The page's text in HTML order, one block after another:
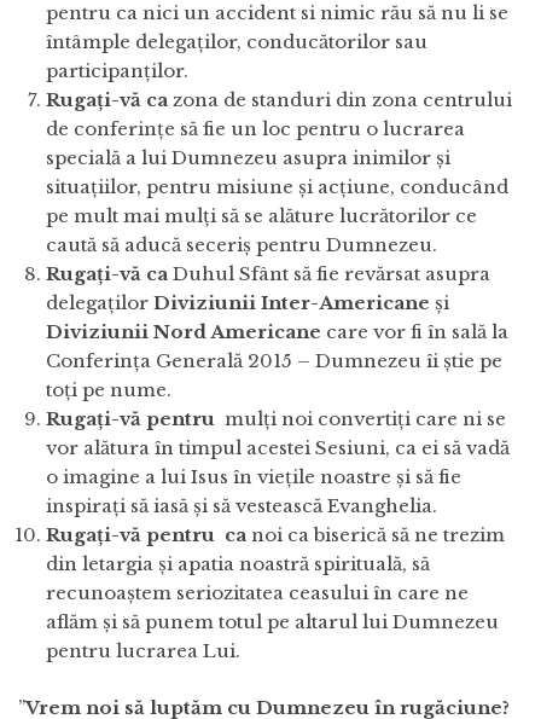
pentru ca nici un accident si nimic rău să nu li se
întâmple delegaților, conducătorilor sau
participanților.
Rugați-vă ca zona de standuri din zona centrului
de conferințe să fie un loc pentru o lucrarea
specială a lui Dumnezeu asupra inimilor și
situațiilor, pentru misiune și acțiune, conducând
pe mult mai mulți să se alăture lucrătorilor ce
caută să aducă seceriș pentru Dumnezeu.
Rugați-vă caDuhul Sfânt să fie revărsat asupra
delegațilorDiviziunii Inter-Americane și
Diviziunii Nord Americane care vor fi în sală la
Conferința Generală 2015 – Dumnezeu îi știe pe
toți pe nume.
Rugați-vă pentru mulți noi convertiți care ni se
vor alătura în timpul acestei Sesiuni, ca ei să vadă
o imagine a lui Isus în viețile noastre și să fie
inspirați să iasă și să vestească Evanghelia.
Rugați-vă pentru ca noi ca biserică să ne trezim
din letargia și apatia noastră spirituală, să
recunoaștem seriozitatea ceasului în care ne
aflăm și să punem totul pe altarul lui Dumnezeu
pentru lucrarea Lui.
”Vrem noi să luptăm cu Dumnezeu în rugăciune?